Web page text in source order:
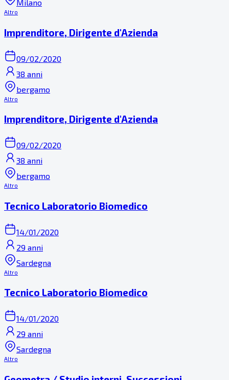
Milano
Altro
Imprenditore, Dirigente d'Azienda
09/02/2020
38 anni
bergamo
Altro
Imprenditore, Dirigente d'Azienda
09/02/2020
38 anni
bergamo
Altro
Tecnico Laboratorio Biomedico
14/01/2020
29 anni
Sardegna
Altro
Tecnico Laboratorio Biomedico
14/01/2020
29 anni
Sardegna
Altro